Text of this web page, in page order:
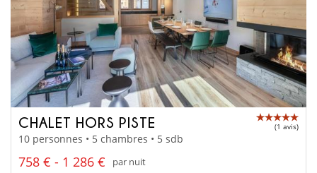
CHALET HORS PISTE (1 avis)
10 personnes • 5 chambres • 5 sdb
758 € - 1 286 €
par nuit